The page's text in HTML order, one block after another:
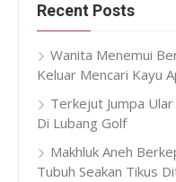
Recent Posts
Wanita Menemui
Keluar Mencari Kayu
Terkejut Jumpa
Di Lubang Golf
Makhluk Aneh
Tubuh Seakan Tikus